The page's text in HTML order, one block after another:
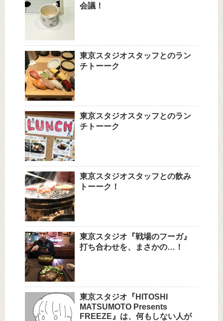
会議！
東京スタジオスタッフとのラン
チトーーク
東京スタジオスタッフとのラン
チトーーク
東京スタジオスタッフとの飲み
トーーク！
東京スタジオ『戦場のフーガ』
打ち合わせを、まさかの…！
東京スタジオ『HITOSHI
MATSUMOTO Presents
FREEZE』は、何もしない人が